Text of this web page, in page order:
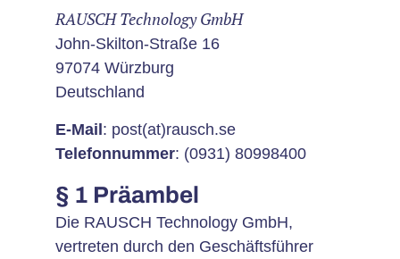
RAUSCH Technology GmbH
John-Skilton-Straße 16
97074 Würzburg
Deutschland
E-Mail: post(at)rausch.se
Telefonnummer: (0931) 80998400
§ 1 Präambel
Die RAUSCH Technology GmbH,
vertreten durch den Geschäftsführer